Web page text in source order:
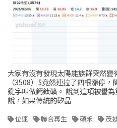
大家有沒有發現太陽能族群突然
（3508）$竟然連拉了四根漲停
鍵字叫做鈣鈦礦。 說到這項被譽
說，如果傳統的矽晶
位速 聯合再生 碩禾 茂